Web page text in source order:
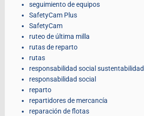
seguimiento de equipos
SafetyCam Plus
SafetyCam
ruteo de última milla
rutas de reparto
rutas
responsabilidad social sustentabilidad
responsabilidad social
reparto
repartidores de mercancía
reparación de flotas